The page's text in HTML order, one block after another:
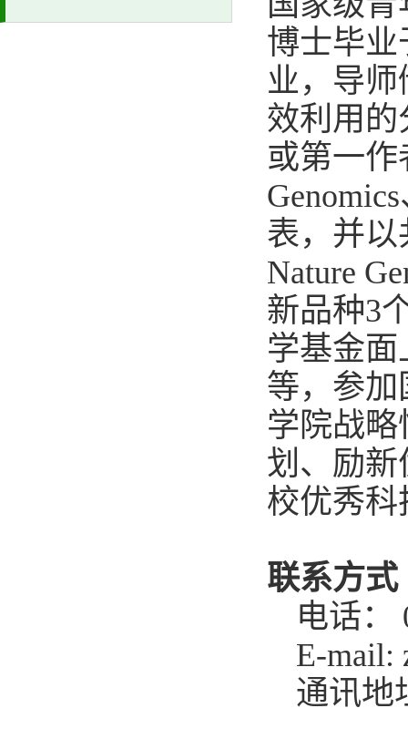
博士毕
业，导
效利用
或第一作
Genomics
表，并
Nature
新品种3
学基金面
等，参
学院战
划、励
校优秀
联系方式
电话：
E-mail:
通讯地